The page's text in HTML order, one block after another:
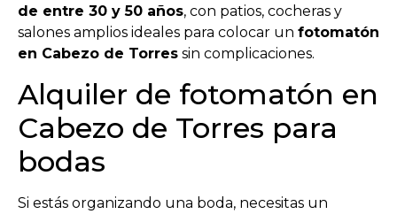
de entre 30 y 50 años, con patios, cocheras y
salones amplios ideales para colocar un fotomatón
en Cabezo de Torres sin complicaciones.
Alquiler de fotomatón en
Cabezo de Torres para
bodas
Si estás organizando una boda, necesitas un